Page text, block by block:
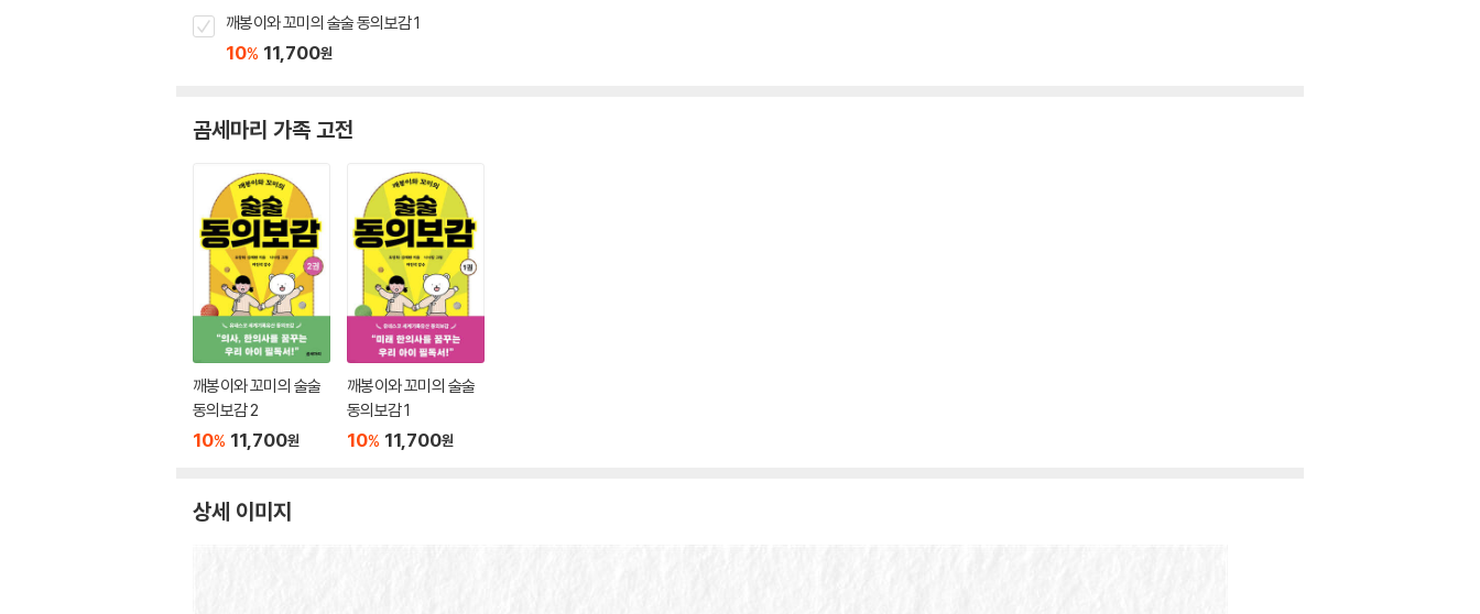
깨봉이와 꼬미의 술술 동의보감 1
10% 11,700원
곰세마리 가족 고전
깨봉이와 꼬미의 술술
동의보감 2
10% 11,700원
깨봉이와 꼬미의 술술
동의보감 1
10% 11,700원
상세 이미지